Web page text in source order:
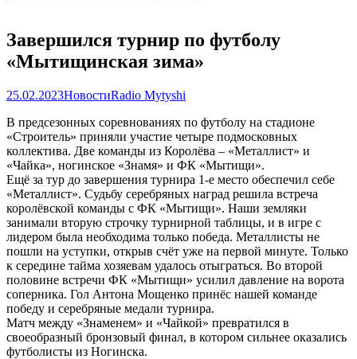
Завершился турнир по футболу
«Мытищинская зима»
25.02.2023НовостиRadio Mytyshi
В предсезонных соревнованиях по футболу на стадионе
«Строитель» приняли участие четыре подмосковных
коллектива. Две команды из Королёва – «Металлист» и
«Чайка», ногинское «Знамя» и ФК «Мытищи».
Ещё за тур до завершения турнира 1-е место обеспечил себе
«Металлист». Судьбу серебряных наград решила встреча
королёвской команды с ФК «Мытищи». Наши земляки
занимали вторую строчку турнирной таблицы, и в игре с
лидером была необходима только победа. Металлисты не
пошли на уступки, открыв счёт уже на первой минуте. Только
к середине тайма хозяевам удалось отыграться. Во второй
половине встречи ФК «Мытищи» усилил давление на ворота
соперника. Гол Антона Мощенко принёс нашей команде
победу и серебряные медали турнира.
Матч между «Знаменем» и «Чайкой» превратился в
своеобразный бронзовый финал, в котором сильнее оказались
футболисты из Ногинска.